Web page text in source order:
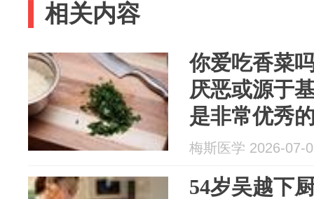
相关内容
你爱吃香菜
厌恶或源于
是非常优秀
血糖、血脂
梅斯医学 2026-07-
54岁吴越下